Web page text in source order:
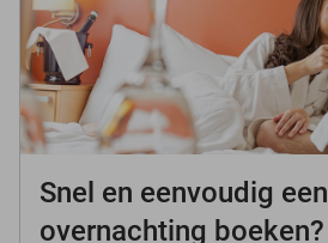
Snel en eenvoudig een
overnachting boeken?